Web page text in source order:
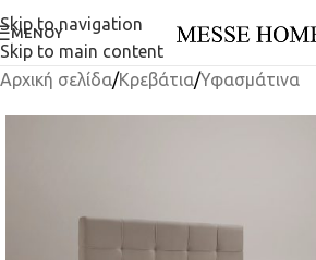
Skip to navigation
Skip to main content
ΜΕΝΟΎ
Αρχική σελίδα/Κρεβάτια/Υφασμάτινα